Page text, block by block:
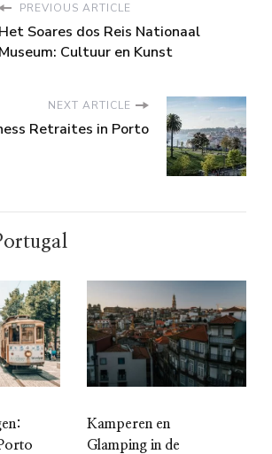
PREVIOUS ARTICLE
Het Soares dos Reis Nationaal
Museum: Cultuur en Kunst
NEXT ARTICLE
Retraites in Porto
Kamperen en
Glamping in de